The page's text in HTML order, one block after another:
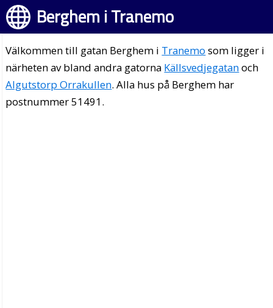
Berghem i Tranemo
Välkommen till gatan Berghem i Tranemo som ligger i
närheten av bland andra gatorna Källsvedjegatanoch
Algutstorp Orrakullen. Alla hus på Berghem har
postnummer 51491.